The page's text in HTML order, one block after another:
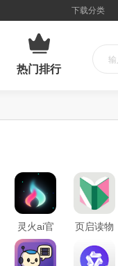
下载分类
热门排行
灵火ai官
方最新版
免费下载
页启读物
正式版下
载